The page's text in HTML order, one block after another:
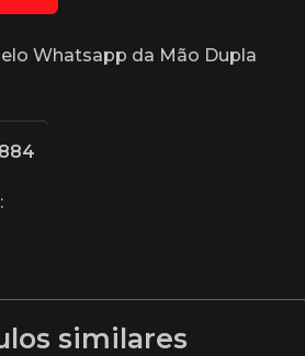
Whatsapp da Mão Dupla
similares